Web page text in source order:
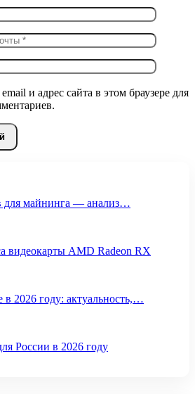
и адрес сайта в этом браузере для
для майнинга — анализ…
видеокарты AMD Radeon RX
2026 году: актуальность,…
России в 2026 году